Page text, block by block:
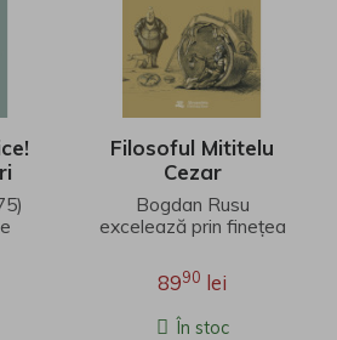
Filosoful Mititelu
Cezar
Bogdan Rusu
excelează prin finețea
îmbină erudiția
filosofică, investigația j..
8990 lei
În stoc